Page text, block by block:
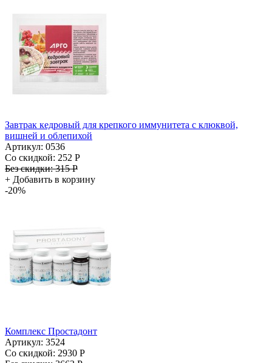
Завтрак кедровый для крепкого иммунитета с клюквой,
вишней и облепихой
Артикул: 0536
Со скидкой: 252 Р
Без скидки:315 Р
+ Добавить в корзину
-20%
Комплекс Простадонт
Артикул: 3524
Со скидкой: 2930 Р